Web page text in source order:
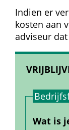
Indien er
kosten aan
adviseur
Wat is